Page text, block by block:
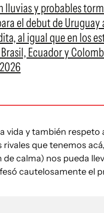
lluvias y probables
el debut de Uruguay
al igual que en los
Ecuador y
vida y también respeto
rivales que tenemos
de calma) nos pueda
cautelosamente el